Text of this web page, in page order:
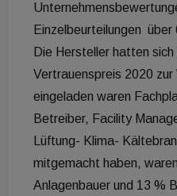
Einzelbeurteilungen
Die Hersteller hatten
Vertrauenspreis 2020
eingeladen waren
Betreiber, Facility
Lüftung- Klima-
mitgemacht haben,
Anlagenbauer und 13 %